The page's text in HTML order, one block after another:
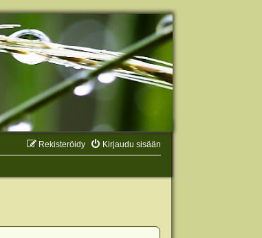
Kirjaudu sisään
Rekisteröidy